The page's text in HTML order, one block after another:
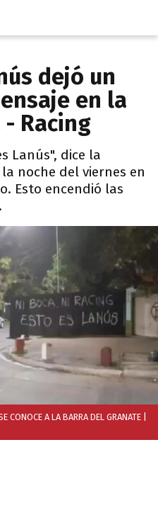
dejó un
en la
Racing
Lanús", dice la
noche del viernes en
Esto encendió las
CONOCE A LA BARRA DEL GRANATE